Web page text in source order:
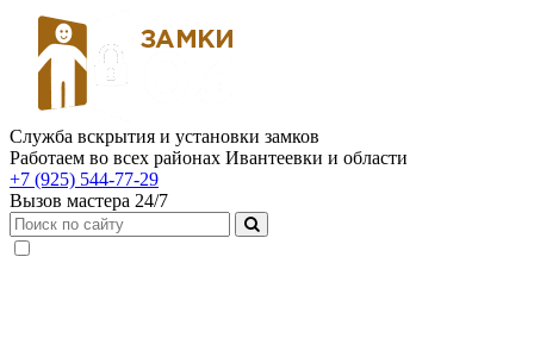
Служба вскрытия и установки замков
Работаем во всех районах Ивантеевки и области
+7 (925) 544-77-29
Вызов мастера 24/7